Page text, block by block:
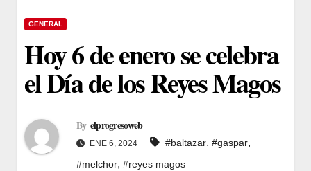
GENERAL
Hoy 6 de enero se celebra
el Día de los Reyes Magos
By elprogresoweb
ENE 6, 2024 #baltazar, #gaspar,
#melchor, #reyes magos